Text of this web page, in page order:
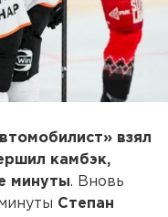
взял
камбэк,
минуты. Вновь
Степан